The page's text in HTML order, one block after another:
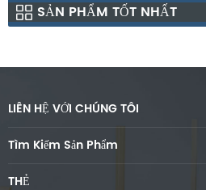
SẢN PHẨM TỐT NHẤT
LIÊN HỆ VỚI CHÚNG TÔI
Tìm Kiếm Sản Phẩm
THẺ